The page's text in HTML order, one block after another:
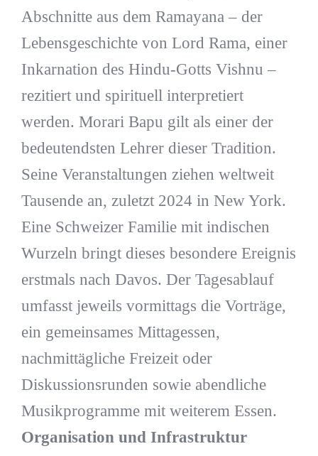
Abschnitte aus dem Ramayana – der
Lebensgeschichte von Lord Rama, einer
Inkarnation des Hindu-Gotts Vishnu –
rezitiert und spirituell interpretiert
werden. Morari Bapu gilt als einer der
bedeutendsten Lehrer dieser Tradition.
Seine Veranstaltungen ziehen weltweit
Tausende an, zuletzt 2024 in New York.
Eine Schweizer Familie mit indischen
Wurzeln bringt dieses besondere Ereignis
erstmals nach Davos. Der Tagesablauf
umfasst jeweils vormittags die Vorträge,
ein gemeinsames Mittagessen,
nachmittägliche Freizeit oder
Diskussionsrunden sowie abendliche
Musikprogramme mit weiterem Essen.
Organisation und Infrastruktur